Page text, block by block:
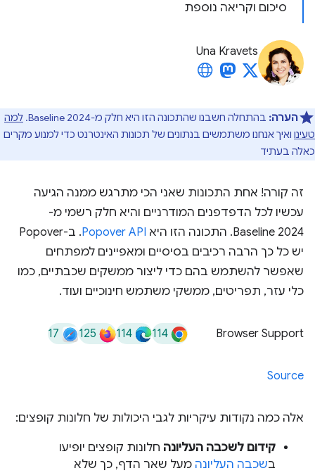
סיכום וקריאה נוספת
Una Kravets
הערה: בהתחלה חשבנו שהתכונה הזו היא חלק מ-Baseline 2024.
למה
טעינו ואיך אנחנו משתמשים בנתונים של תכונות האינטרנט כדי למנוע מקרים
כאלה בעתיד
זה קורה! אחת התכונות שאני הכי מתרגש ממנה הגיעה
עכשיו לכל הדפדפנים המודרניים והיא חלק רשמי מ-
Baseline 2024. התכונה הזו היא
Popover API
. ב-Popover
יש כל כך הרבה רכיבים בסיסיים ומאפיינים למפתחים
שאפשר להשתמש בהם כדי ליצור ממשקים שכבתיים, כמו
כלי עזר, תפריטים, ממשקי משתמש חינוכיים ועוד.
Browser Support
114
114
125
17
Source
אלה כמה נקודות עיקריות לגבי היכולות של חלונות קופצים:
קידום לשכבה העליונה חלונות קופצים יופיעו
בשכבה העליונה מעל שאר הדף, כך שלא